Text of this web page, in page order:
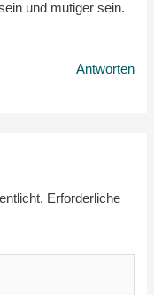
und mutiger sein.
Antworten
Erforderliche